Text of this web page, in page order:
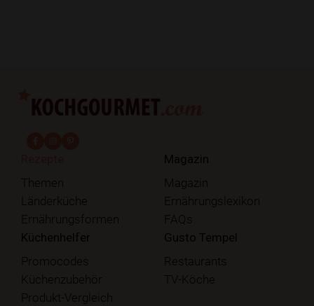
Themen
Länderküche
Ernährungsformen
Magazin
Magazin
Ernährungslexikon
FAQs
Küchenhelfer
Promocodes
Küchenzubehör
Produkt-Vergleich
Gusto Tempel
Restaurants
TV-Köche